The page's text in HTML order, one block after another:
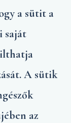
a sütit a
saját
A sütik
az